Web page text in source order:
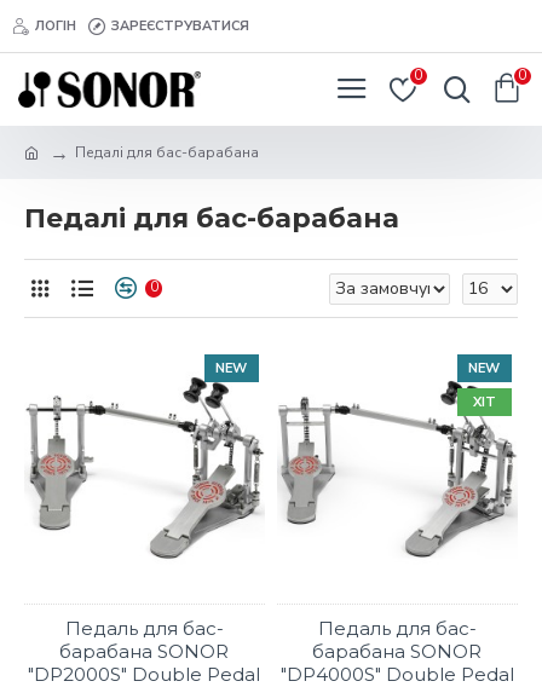
ЛОГІН ЗАРЕЄСТРУВАТИСЯ
0 0
Педалі для бас-барабана
Педалі для бас-барабана
0
NEW
Педаль для бас-
барабана SONOR
"DP2000S" Double Pedal
NEW
ХІТ
Педаль для бас-
барабана SONOR
"DP4000S" Double Pedal